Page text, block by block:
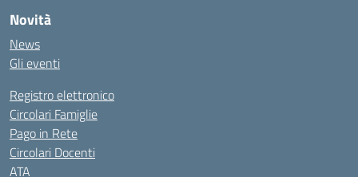
Novità
News
Gli eventi
Registro elettronico
Circolari Famiglie
Pago in Rete
Circolari Docenti
ATA